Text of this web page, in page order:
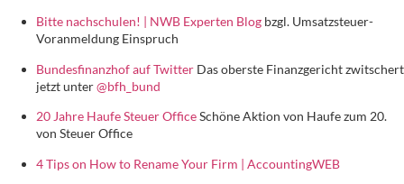
Bitte nachschulen! | NWB Experten Blog bzgl. Umsatzsteuer-
Voranmeldung Einspruch
Bundesfinanzhof auf Twitter Das oberste Finanzgericht zwitschert
jetzt unter@bfh_bund
20 Jahre Haufe Steuer OfficeSchöne Aktion von Haufe zum 20.
von Steuer Office
4 Tips on How to Rename Your Firm | AccountingWEB